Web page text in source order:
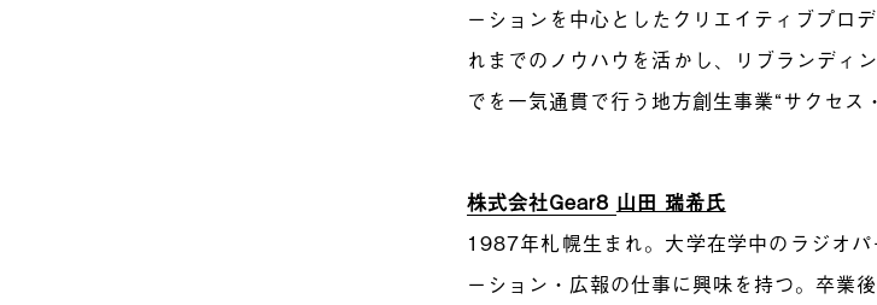
ーションを中心としたクリエイティブプロ
れまでのノウハウを活かし、リブランディ
でを一気通貫で行う地方創生事業“サクセス
株式会社Gear8 山田 瑞希氏
1987年札幌生まれ。大学在学中のラジオ
ーション・広報の仕事に興味を持つ。卒業